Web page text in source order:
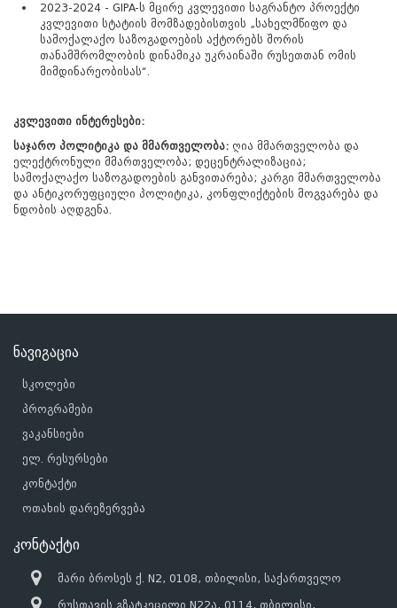
2023-2024 - GIPA-ს მცირე კვლევითი საგრანტო პროექტი
კვლევითი სტატიის მომზადებისთვის „სახელმწიფო და
სამოქალაქო საზოგადოების აქტორებს შორის
თანამშრომლობის დინამიკა უკრაინაში რუსეთთან ომის
მიმდინარეობისას“.
კვლევითი ინტერესები:
საჯარო პოლიტიკა და მმართველობა: ღია მმართველობა და
ელექტრონული მმართველობა; დეცენტრალიზაცია;
სამოქალაქო საზოგადოების განვითარება; კარგი მმართველობა
და ანტიკორუფციული პოლიტიკა, კონფლიქტების მოგვარება და
ნდობის აღდგენა.
ნავიგაცია
სკოლები
პროგრამები
ვაკანსიები
ელ. რესურსები
კონტაქტი
ოთახის დარეზერვება
კონტაქტი
მარი ბროსეს ქ. N2, 0108, თბილისი, საქართველო
რუსთავის გზატკეცილი N22ა, 0114, თბილისი,